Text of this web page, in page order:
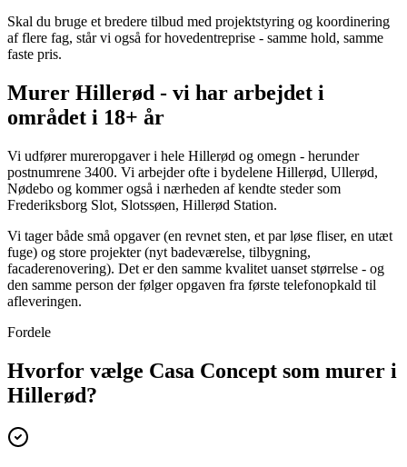
Skal du bruge et bredere tilbud med projektstyring og koordinering
af flere fag, står vi også for hovedentreprise - samme hold, samme
faste pris.
Murer Hillerød - vi har arbejdet i
området i 18+ år
Vi udfører mureropgaver i hele Hillerød og omegn - herunder
postnumrene 3400. Vi arbejder ofte i bydelene Hillerød, Ullerød,
Nødebo og kommer også i nærheden af kendte steder som
Frederiksborg Slot, Slotssøen, Hillerød Station.
Vi tager både små opgaver (en revnet sten, et par løse fliser, en utæt
fuge) og store projekter (nyt badeværelse, tilbygning,
facaderenovering). Det er den samme kvalitet uanset størrelse - og
den samme person der følger opgaven fra første telefonopkald til
afleveringen.
Fordele
Hvorfor vælge Casa Concept som murer i
Hillerød?